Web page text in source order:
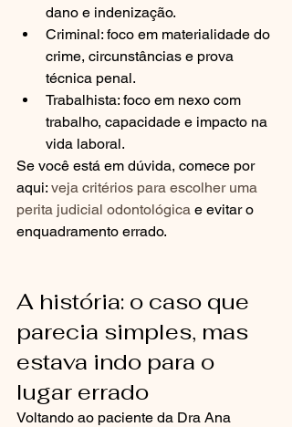
dano e indenização.
Criminal: foco em materialidade do
crime, circunstâncias e prova
técnica penal.
Trabalhista: foco em nexo com
trabalho, capacidade e impacto na
vida laboral.
Se você está em dúvida, comece por
aqui: veja critérios para escolher uma
perita judicial odontológica e evitar o
enquadramento errado.
A história: o caso que
parecia simples, mas
estava indo para o
lugar errado
Voltando ao paciente da Dra Ana